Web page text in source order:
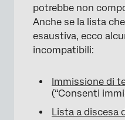
potrebbe non
Anche se la lista
esaustiva, ecco
incompatibili:
Immissione di
(“Consenti
Lista a discesa